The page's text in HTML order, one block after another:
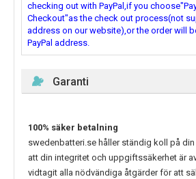
checking out with PayPal,if you
Checkout"as the check out process(not
address on our website),or the order will
PayPal address.
Garanti
100% säker betalning
swedenbatteri.se håller ständig koll på
att din integritet och uppgiftssäkerhet är
vidtagit alla nödvändiga åtgärder för att